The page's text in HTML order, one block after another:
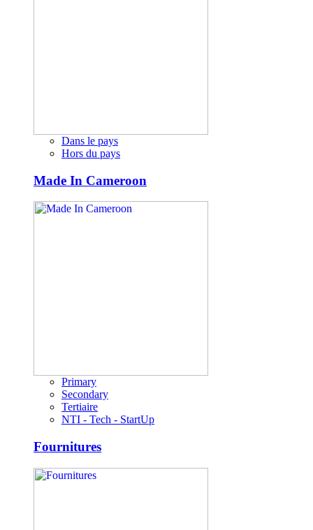
Dans le pays
Hors du pays
Made In Cameroon
Primary
Secondary
Tertiaire
NTI - Tech - StartUp
Fournitures